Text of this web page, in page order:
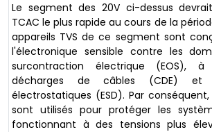
Le segment des 20V ci-dessus
TCAC le plus rapide au cours de la
appareils TVS de ce segment sont
l'électronique sensible contre les
surcontraction électrique (EOS),
décharges de câbles (CDE) et
électrostatiques (ESD). Par
sont utilisés pour protéger les
fonctionnant à des tensions plus